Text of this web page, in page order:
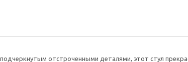
отстроченными деталями, этот стул